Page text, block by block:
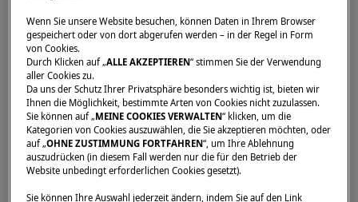
Gemeinschaft.
23. JUNI 2025
Lagoonist stolz darauf, seit mittlerweile
einem Jahr Coral Guardianzu unterstützen –
eine Organisation, die sich weltweit
leidenschaftlich für denSchutz und die
Wiederherstellung von Korallenökosystemen
Wenn Sie unsere Website besuchen, können Daten in Ihrem Browser
gespeichert oder von dort abgerufen werden – in der Regel in Form
von Cookies.
Durch Klicken auf „ALLE AKZEPTIEREN“ stimmen Sie der Verwendung
aller Cookies zu.
Da uns der Schutz Ihrer Privatsphäre besonders wichtig ist, bieten wir
Ihnen die Möglichkeit, bestimmte Arten von Cookies nicht zuzulassen.
Sie können auf „MEINE COOKIES VERWALTEN“ klicken, um die
Kategorien von Cookies auszuwählen, die Sie akzeptieren möchten, oder
auf „OHNE ZUSTIMMUNG FORTFAHREN“, um Ihre Ablehnung
auszudrücken (in diesem Fall werden nur die für den Betrieb der
Website unbedingt erforderlichen Cookies gesetzt).
Sie können Ihre Auswahl jederzeit ändern, indem Sie auf den Link